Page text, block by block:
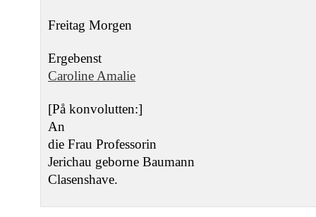
Freitag Morgen
Ergebenst
Caroline Amalie
[På konvolutten:]
An
die Frau Professorin
Jerichau geborne Baumann
Clasenshave.